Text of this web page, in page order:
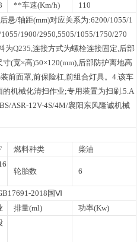
**车速(Km/h) 110
悬/轴距(mm)对应关系为:6200/1055/1
1900/2950,5505/1055/1750/270
为Q235,连接方式为螺栓连接固定,后部
寸(宽×高)50×120(mm),后部防护离地高
装前面罩,前保险杠,前组合灯具。4.该车
的机械化清扫作业;专用装置为扫刷.5.A
ASR-12V-4S/4M/襄阳东风隆诚机械
燃料种类 柴油
轮胎数 6
2018国Ⅵ
排量(ml) 功率(Kw)